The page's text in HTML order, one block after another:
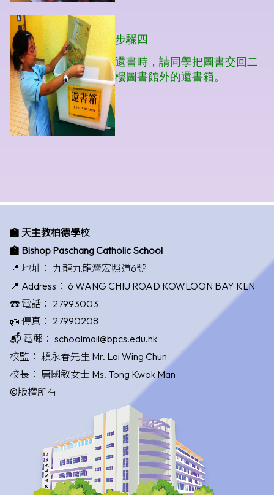
🏫 天主教柏德學校
🏫 Bishop Paschang Catholic School
📍 地址： 九龍九龍灣宏照道6號
📍 Address： 6 WANG CHIU ROAD KOWLOON BAY KLN
☎️ 電話： 27993003
📠 傳真： 27990208
📬 電郵： schoolmail@bpcs.edu.hk
校監： 賴永春先生 Mr. Lai Wing Chun
校長： 唐國敏女士 Ms. Tong Kwok Man
©版權所有